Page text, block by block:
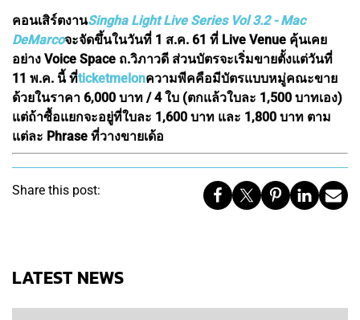
คอนเสิร์ตงานSingha Light Live Series Vol 3.2 - Mac
DeMarcoจะจัดขึ้นในวันที่ 1 ส.ค. 61 ที่ Live Venue คุ้นเคย
อย่าง Voice Space ถ.วิภาวดี ส่วนบัตรจะเริ่มขายตั้งแต่วันที่
11 พ.ค. นี้ ที่ticketmelonความพีคคือมีบัตรแบบหมู่คณะขาย
ด้วยในราคา 6,000 บาท / 4 ใบ (ตกแล้วใบละ 1,500 บาทเอง)
แต่ถ้าซื้อแยกจะอยู่ที่ใบละ 1,600 บาท และ 1,800 บาท ตาม
แต่ละ Phrase ที่วางขายเด้อ
Share this post:
LATEST NEWS